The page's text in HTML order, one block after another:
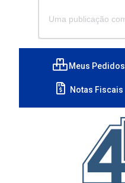
Meus Pedidos
Notas Fiscais